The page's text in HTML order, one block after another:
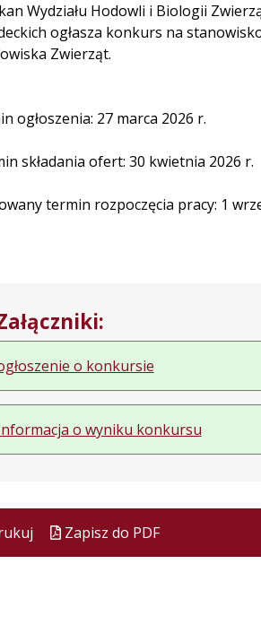
Wydziału Hodowli i Biologii
ogłasza konkurs na
Zwierząt.
ogłoszenia: 27 marca 2026 r.
składania ofert: 30 kwietnia 2026 r.
termin rozpoczęcia pracy: 1
o konkursie
o wyniku konkursu
Zapisz do PDF